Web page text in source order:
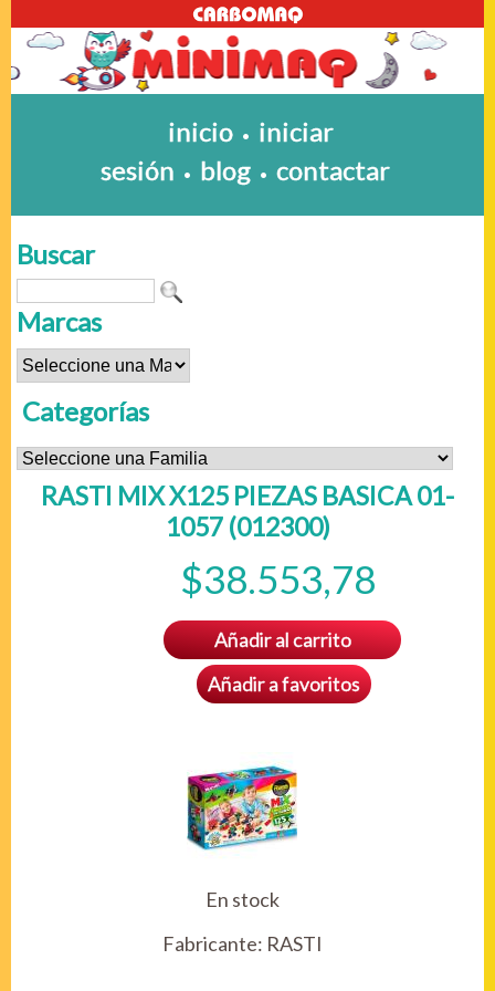
inicio • iniciar
sesión • blog • contactar
Buscar
Marcas
Categorías
RASTI MIX X125 PIEZAS BASICA 01-
1057 (012300)
$38.553,78
Añadir al carrito
Añadir a favoritos
En stock
Fabricante: RASTI